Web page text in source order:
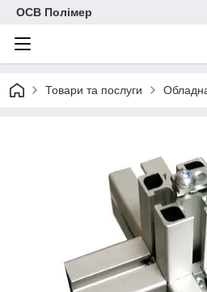
ОСВ Полімер
Товари та послуги